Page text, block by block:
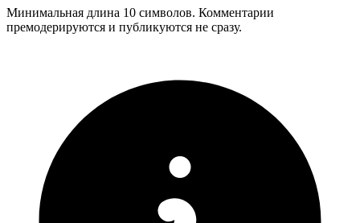
Минимальная длина 10 символов. Комментарии
премодерируются и публикуются не сразу.